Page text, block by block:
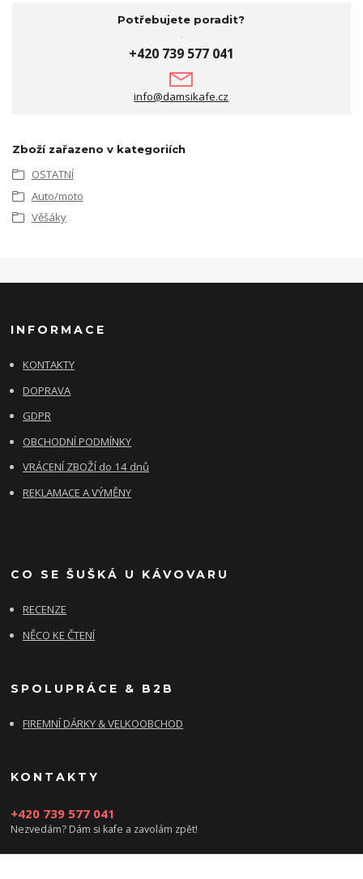
Potřebujete poradit?
+420 739 577 041
info@damsikafe.cz
Zboží zařazeno v kategoriích
OSTATNÍ
Auto/moto
Věšáky
INFORMACE
KONTAKTY
DOPRAVA
GDPR
OBCHODNÍ PODMÍNKY
VRÁCENÍ ZBOŽÍ do 14 dnů
REKLAMACE A VÝMĚNY
CO SE ŠUŠKÁ U KÁVOVARU
RECENZE
NĚCO KE ČTENÍ
SPOLUPRÁCE & B2B
FIREMNÍ DÁRKY & VELKOOBCHOD
KONTAKTY
+420 739 577 041
Nezvedám? Dám si kafe a zavolám zpět!
info@damsikafe.cz